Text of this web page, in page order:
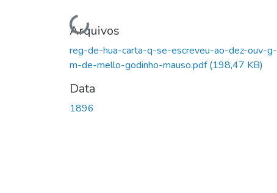
Carregando...
Arquivos
reg-de-hua-carta-q-se-escreveu-ao-dez-ouv-g-
m-de-mello-godinho-mauso.pdf(198,47 KB)
Data
1896